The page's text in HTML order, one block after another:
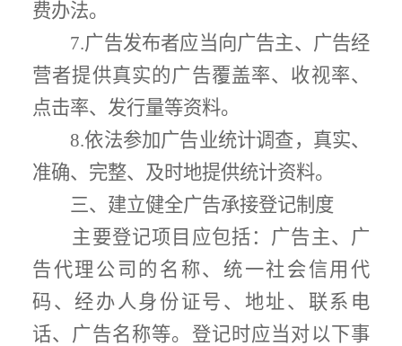
费办法。
7.广告发布者应当向广告主、广告经
营者提供真实的广告覆盖率、收视率、
点击率、发行量等资料。
8.依法参加广告业统计调查，真实、
准确、完整、及时地提供统计资料。
三、建立健全广告承接登记制度
主要登记项目应包括：广告主、广
告代理公司的名称、统一社会信用代
码、经办人身份证号、地址、联系电
话、广告名称等。登记时应当对以下事